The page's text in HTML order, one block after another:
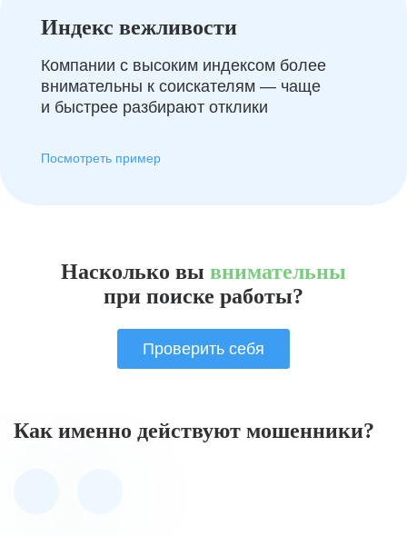
Индекс вежливости
Компании с высоким индексом более
внимательны к соискателям — чаще
и быстрее разбирают отклики
Посмотреть пример
Насколько вы внимательны
при поиске работы?
Проверить себя
Как именно действуют мошенники?